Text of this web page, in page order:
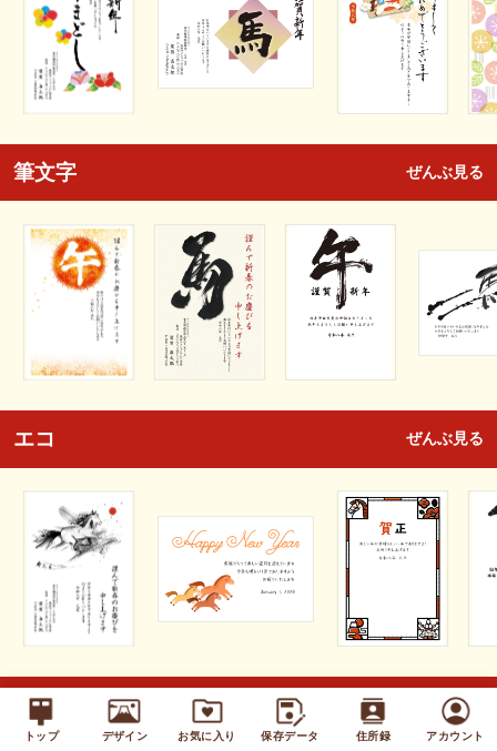
トップ デザイン お気に入り 保存データ 住所録 アカウント
筆文字 ぜんぶ見る
エコ ぜんぶ見る
キッズ ぜんぶ見る